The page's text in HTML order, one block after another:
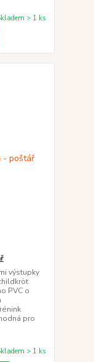
> 1 ks
výstupky
PVC o
pro
> 1 ks